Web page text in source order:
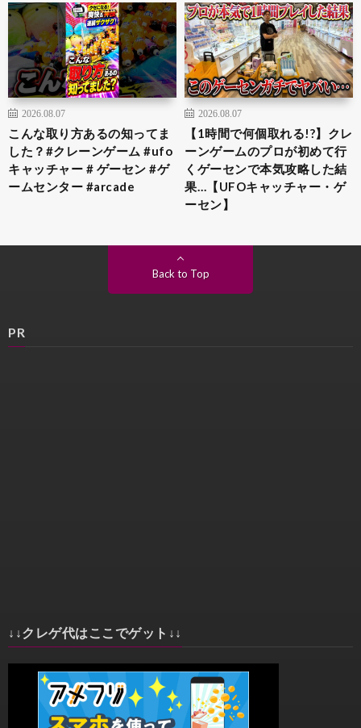
2026.08.07
こんな取り方あるの知ってま
した？#クレーンゲーム #ufo
キャッチャー # ゲーセン #ゲ
ームセンター #arcade
2026.08.07
【1時間で何個取れる!?】クレ
ーンゲームのプロが初めて行
くゲーセンで本気攻略した結
果…【UFOキャッチャー・ゲ
ーセン】
Back to Top
PR
↓↓クレゲ代はここでゲット↓↓